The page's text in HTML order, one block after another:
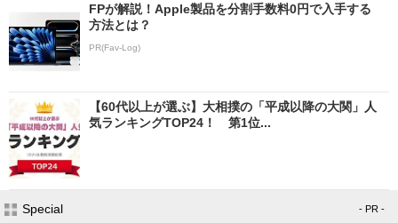
FPが解説！Apple製品を分割手数料0円で入手する
方法とは？
PR(Fav-Log)
【60代以上が選ぶ】大相撲の「平成以降の大関」人
気ランキングTOP24！ 第1位...
Special - PR -